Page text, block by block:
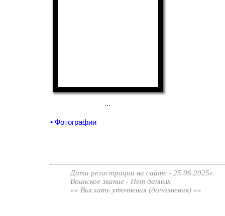
...
• Фотографии
Дата регистрации на сайте - 25.06.2025г.
Воинское звание - Нет данных
«« Выслать уточнения (дополнения) »»